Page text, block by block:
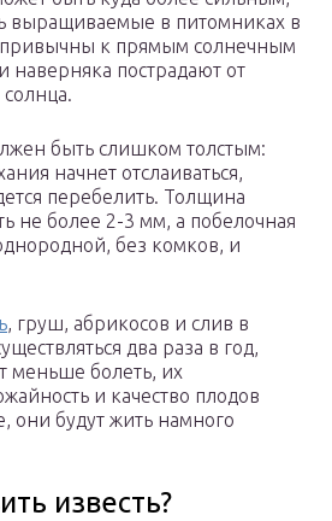
выращиваемые в питомниках в
к прямым солнечным
наверняка пострадают от
быть слишком толстым:
начнет отслаиваться,
перебелить. Толщина
не более 2-3 мм, а побелочная
без комков, и
, груш, абрикосов и слив в
два раза в год,
меньше болеть, их
и качество плодов
они будут жить намного
известь?